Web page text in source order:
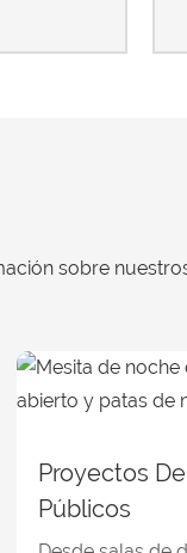
sobre
Proyectos
Públicos